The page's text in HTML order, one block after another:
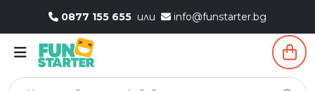
0877 155 655 или info@funstarter.bg